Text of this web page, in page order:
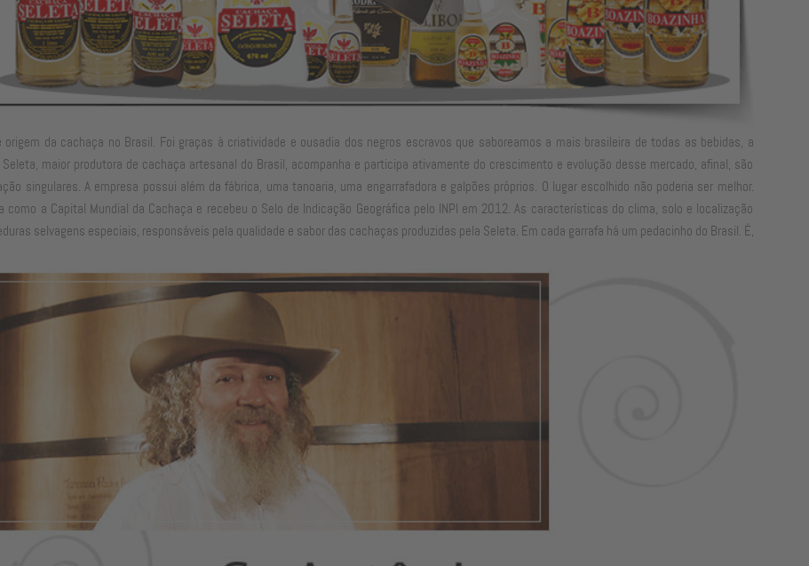
da cachaça no Brasil. Foi graças à criatividade e ousadia dos negros escravos que saboreamos a mais brasileira de todas as bebidas, a
maior produtora de cachaça artesanal do Brasil, acompanha e participa ativamente do crescimento e evolução desse mercado, afinal, são
singulares. A empresa possui além da fábrica, uma tanoaria, uma engarrafadora e galpões próprios. O lugar escolhido não poderia ser melhor.
a Capital Mundial da Cachaça e recebeu o Selo de Indicação Geográfica pelo INPI em 2012. As características do clima, solo e localização
selvagens especiais, responsáveis pela qualidade e sabor das cachaças produzidas pela Seleta. Em cada garrafa há um pedacinho do Brasil. É,